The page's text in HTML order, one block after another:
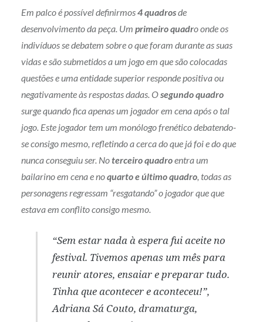
Em palco é possível definirmos4 quadrosde
desenvolvimento da peça. Um primeiro quadro onde os
indivíduos se debatem sobre o que foram durante as suas
vidas e são submetidos a um jogo em que são colocadas
questões e uma entidade superior responde positiva ou
negativamente às respostas dadas. Osegundo quadro
surge quando fica apenas um jogador em cena após o tal
jogo. Este jogador tem um monólogo frenético debatendo-
se consigo mesmo, refletindo a cerca do que já foi e do que
nunca conseguiu ser. Noterceiro quadroentra um
bailarino em cena e noquarto e último quadro, todas as
personagens regressam “resgatando” o jogador que que
estava em conflito consigo mesmo.
“Sem estar nada à espera fui aceite no
festival. Tivemos apenas um mês para
reunir atores, ensaiar e preparar tudo.
Tinha que acontecer e aconteceu!”,
Adriana Sá Couto, dramaturga,